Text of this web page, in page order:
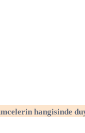
hangisinde